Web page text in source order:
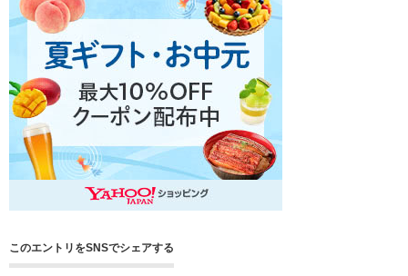
このエントリをSNSでシェアする